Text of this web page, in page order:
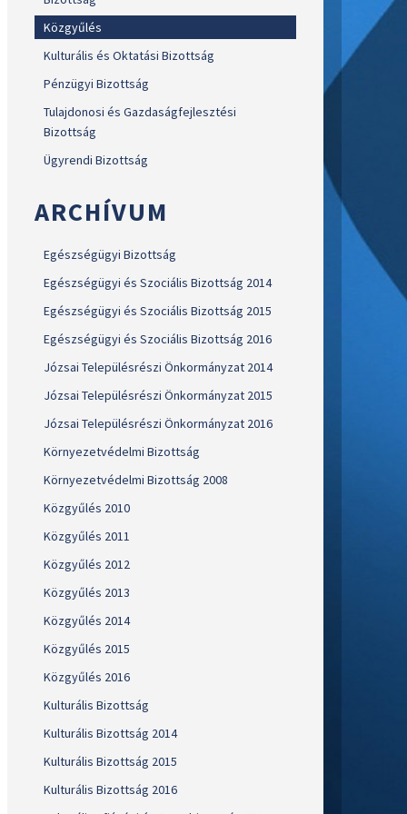
Közgyűlés
Kulturális és Oktatási Bizottság
Pénzügyi Bizottság
Tulajdonosi és Gazdaságfejlesztési
Bizottság
Ügyrendi Bizottság
ARCHÍVUM
Egészségügyi Bizottság
Egészségügyi és Szociális Bizottság 2014
Egészségügyi és Szociális Bizottság 2015
Egészségügyi és Szociális Bizottság 2016
Józsai Településrészi Önkormányzat 2014
Józsai Településrészi Önkormányzat 2015
Józsai Településrészi Önkormányzat 2016
Környezetvédelmi Bizottság
Környezetvédelmi Bizottság 2008
Közgyűlés 2010
Közgyűlés 2011
Közgyűlés 2012
Közgyűlés 2013
Közgyűlés 2014
Közgyűlés 2015
Közgyűlés 2016
Kulturális Bizottság
Kulturális Bizottság 2014
Kulturális Bizottság 2015
Kulturális Bizottság 2016